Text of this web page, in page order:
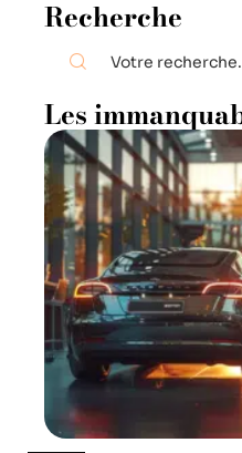
Recherche
Les